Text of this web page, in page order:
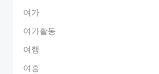
여가
여가활동
여행
여흥